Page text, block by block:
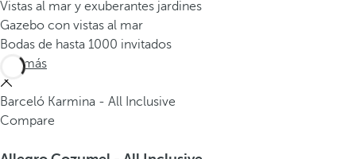
Vistas al mar y exuberantes jardines
Gazebo con vistas al mar
Bodas de hasta 1000 invitados
Ver más
Barceló Karmina - All Inclusive
Compare